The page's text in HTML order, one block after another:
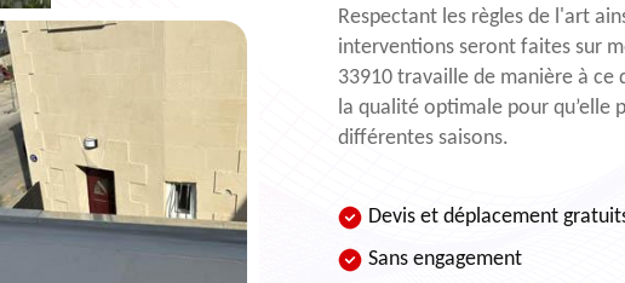
Respectant les règles de l'art
interventions seront faites sur
33910 travaille de manière à
la qualité optimale pour qu’elle
différentes saisons.
Devis et déplacement
Sans engagement